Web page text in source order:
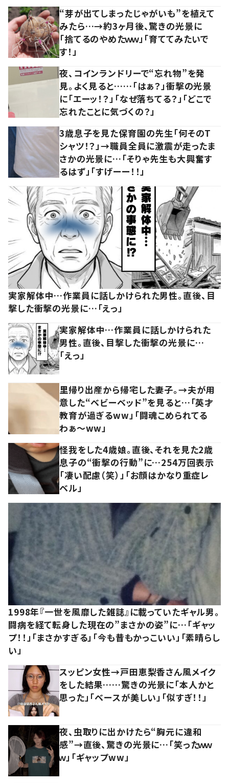
“芽が出てしまったじゃがいも”を植えて
みたら…→約3ヶ月後、驚きの光景に
「捨てるのやめたｗｗ」「育ててみたいで
す！」
夜、コインランドリーで“忘れ物”を発
見。よく見ると……「はぁ？」衝撃の光景
に「エーッ！？」「なぜ落ちてる？」「どこで
忘れたことに気づくの？」
3歳息子を見た保育園の先生「何そのT
シャツ！？」→職員全員に激震が走ったま
さかの光景に…「そりゃ先生も大興奮す
るはず」「すげーー！！」
実家解体中…作業員に話しかけられた男性。直後、目
撃した衝撃の光景に…「えっ」
実家解体中…作業員に話しかけられた
男性。直後、目撃した衝撃の光景に…
「えっ」
里帰り出産から帰宅した妻子。→夫が用
意した“ベビーベッド”を見ると…「英才
教育が過ぎるww」「闘魂こめられてる
わぁ～ww」
怪我をした4歳娘。直後、それを見た2歳
息子の“衝撃の行動”に…254万回表示
「凄い配慮（笑）」「お顔はかなり重症レ
ベル」
1998年『一世を風靡した雑誌』に載っていたギャル男。
闘病を経て転身した現在の”まさかの姿”に…「ギャッ
プ！！」「まさかすぎる」「今も昔もかっこいい」「素晴らし
い」
スッピン女性→戸田恵梨香さん風メイク
をした結果……驚きの光景に「本人かと
思った」「ベースが美しい」「似すぎ！！」
夜、虫取りに出かけたら“胸元に違和
感”→直後、驚きの光景に…「笑ったｗｗ
ｗ」「ギャップww」